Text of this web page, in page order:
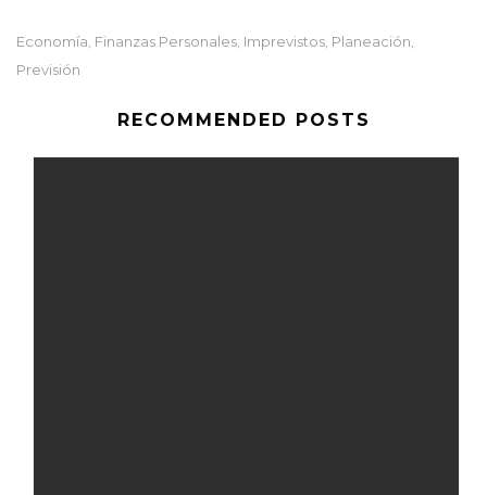
Economía, Finanzas Personales, Imprevistos, Planeación,
Previsión
RECOMMENDED POSTS